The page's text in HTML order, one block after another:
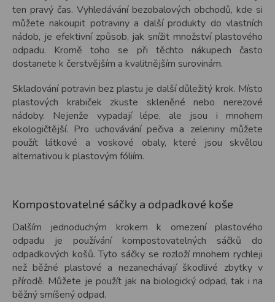
ten pravý čas. Vyhledávání bezobalových obchodů, kde si
můžete nakoupit potraviny a další produkty do vlastních
nádob, je efektivní způsob, jak snížit množství plastového
odpadu. Kromě toho se při těchto nákupech často
dostanete k čerstvějším a kvalitnějším surovinám.
Skladování potravin bez plastu je další důležitý krok. Místo
plastových krabiček zkuste skleněné nebo nerezové
nádoby. Nejenže vypadají lépe, ale jsou i mnohem
ekologičtější. Pro uchovávání pečiva a zeleniny můžete
použít látkové a voskové obaly, které jsou skvělou
alternativou k plastovým fóliím.
Kompostovatelné sáčky a odpadkové koše
Dalším jednoduchým krokem k omezení plastového
odpadu je používání kompostovatelných sáčků do
odpadkových košů. Tyto sáčky se rozloží mnohem rychleji
než běžné plastové a nezanechávají škodlivé zbytky v
přírodě. Můžete je použít jak na biologický odpad, tak i na
běžný smíšený odpad.